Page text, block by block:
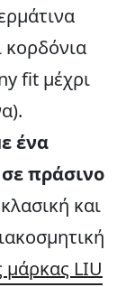
κορδόνια
fit μέχρι
ένα
πράσινο
και
μάρκας LIU